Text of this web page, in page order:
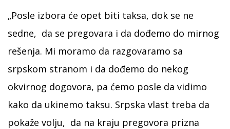
„Posle izbora će opet biti taksa, dok se ne
sedne, da se pregovara i da dođemo do mirnog
rešenja. Mi moramo da razgovaramo sa
srpskom stranom i da dođemo do nekog
okvirnog dogovora, pa ćemo posle da vidimo
kako da ukinemo taksu. Srpska vlast treba da
pokaže volju, da na kraju pregovora prizna